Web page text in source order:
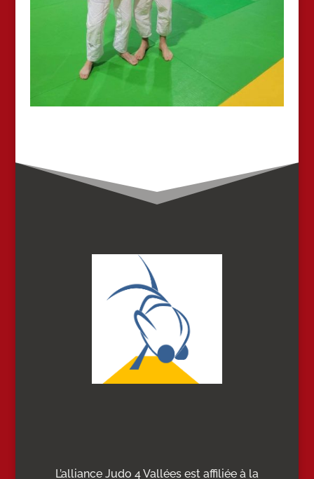
L’alliance Judo 4 Vallées est affiliée à la